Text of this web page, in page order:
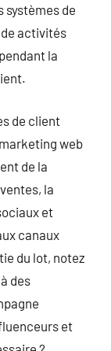
systèmes de
activités
la
de client
web
de la
la
et
canaux
du lot, notez
des
et